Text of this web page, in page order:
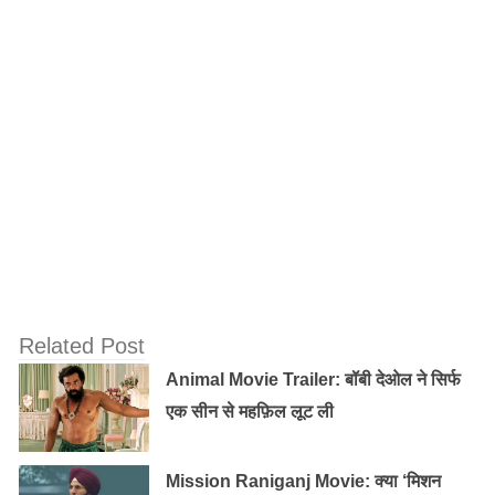
गोविंदा के साथ ‘तन बदन’ में नजर आईं. लेकिन बॉलीवुड में उनका
करियर बहुत अच्छा नहीं रहा। 1986 में उन्होंने साउथ का रुख़
किया। साइथ में उन्होंने तेलुगु फिल्म ‘कलियुगु पांडावुलु’ के साथ
कदम रखा, जिसमें खुशबू के साथ व्यंकटेश हीरो थे। वे साउथ में
लगभग 200 फिल्में कर चुकी हैं, और इनमें से अधिकतर तमिल हैं।
Related Post
Animal Movie Trailer: बॉबी देओल ने सिर्फ
एक सीन से महफ़िल लूट ली
Mission Raniganj Movie: क्या ‘मिशन